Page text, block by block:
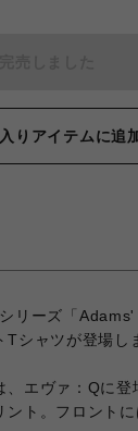
りアイテムに追
リーズ「Adams'
シャツが登場し
エヴァ：Qに
ント。フロント